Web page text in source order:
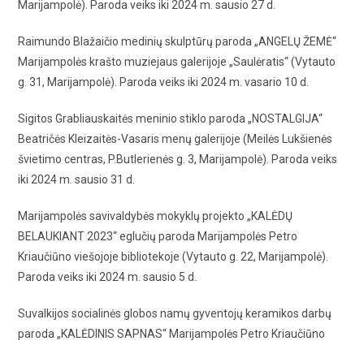
Marijampolė). Paroda veiks iki 2024 m. sausio 27 d.
Raimundo Blažaičio medinių skulptūrų paroda „ANGELŲ ŽEMĖ“
Marijampolės krašto muziejaus galerijoje „Saulėratis“ (Vytauto
g. 31, Marijampolė). Paroda veiks iki 2024 m. vasario 10 d.
Sigitos Grabliauskaitės meninio stiklo paroda „NOSTALGIJA“
Beatričės Kleizaitės-Vasaris menų galerijoje (Meilės Lukšienės
švietimo centras, P.Butlerienės g. 3, Marijampolė). Paroda veiks
iki 2024 m. sausio 31 d.
Marijampolės savivaldybės mokyklų projekto „KALĖDŲ
BELAUKIANT 2023“ eglučių paroda Marijampolės Petro
Kriaučiūno viešojoje bibliotekoje (Vytauto g. 22, Marijampolė).
Paroda veiks iki 2024 m. sausio 5 d.
Suvalkijos socialinės globos namų gyventojų keramikos darbų
paroda „KALĖDINIS SAPNAS“ Marijampolės Petro Kriaučiūno